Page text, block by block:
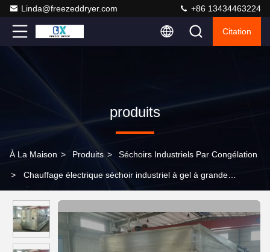
Linda@freezeddryer.com +86 13434463224
Citation
produits
À La Maison > Produits > Séchoirs Industriels Par Congélation
> Chauffage électrique séchoir industriel à gel à grande